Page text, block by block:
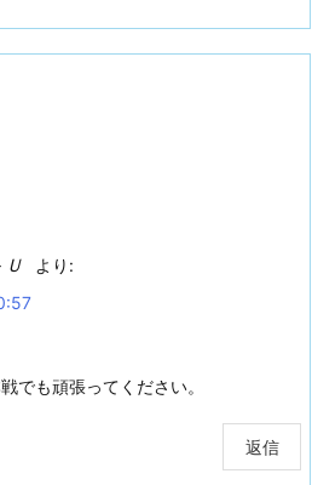
Ｕ
より:
でも頑張ってください。
返信